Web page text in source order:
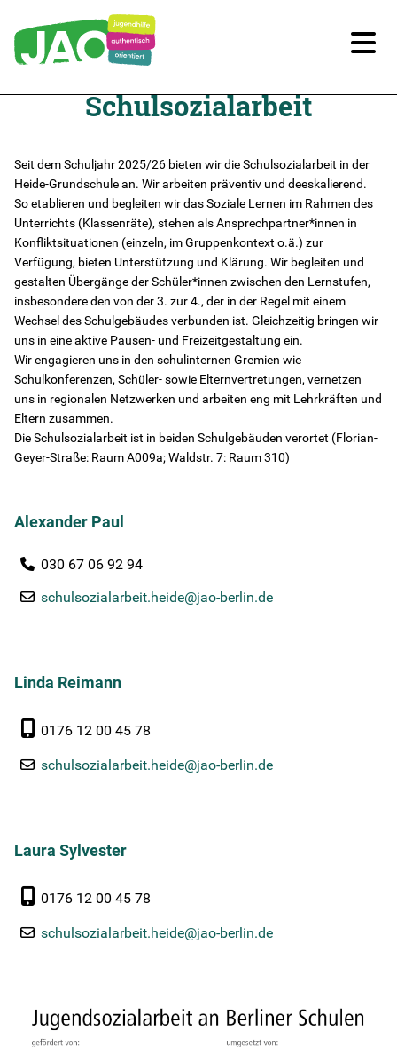
Unsere Kitas
Für Familien
Für Kinder/Jugendliche
Freiwilligendienste
Berufliche Orientierung
In Schule
Schulen im Überblick
Portfolio
HzE
Newsletter
Netzwerk
Partizipation
Schulsozialarbeit
Seit dem Schuljahr 2025/26 bieten wir die Schulsozialarbeit in der
Heide-Grundschule an. Wir arbeiten präventiv und deeskalierend.
So etablieren und begleiten wir das Soziale Lernen im Rahmen des
Unterrichts (Klassenräte), stehen als Ansprechpartner*innen in
Konfliktsituationen (einzeln, im Gruppenkontext o.ä.) zur
Verfügung, bieten Unterstützung und Klärung. Wir begleiten und
gestalten Übergänge der Schüler*innen zwischen den Lernstufen,
insbesondere den von der 3. zur 4., der in der Regel mit einem
Wechsel des Schulgebäudes verbunden ist. Gleichzeitig bringen wir
uns in eine aktive Pausen- und Freizeitgestaltung ein.
Wir engagieren uns in den schulinternen Gremien wie
Schulkonferenzen, Schüler- sowie Elternvertretungen, vernetzen
uns in regionalen Netzwerken und arbeiten eng mit Lehrkräften und
Eltern zusammen.
Die Schulsozialarbeit ist in beiden Schulgebäuden verortet (Florian-
Geyer-Straße: Raum A009a; Waldstr. 7: Raum 310)
Alexander Paul
030 67 06 92 94
schulsozialarbeit.heide@jao-berlin.de
Linda Reimann
0176 12 00 45 78
schulsozialarbeit.heide@jao-berlin.de
Laura Sylvester
0176 12 00 45 78
schulsozialarbeit.heide@jao-berlin.de